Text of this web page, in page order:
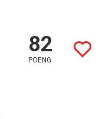
82
POENG